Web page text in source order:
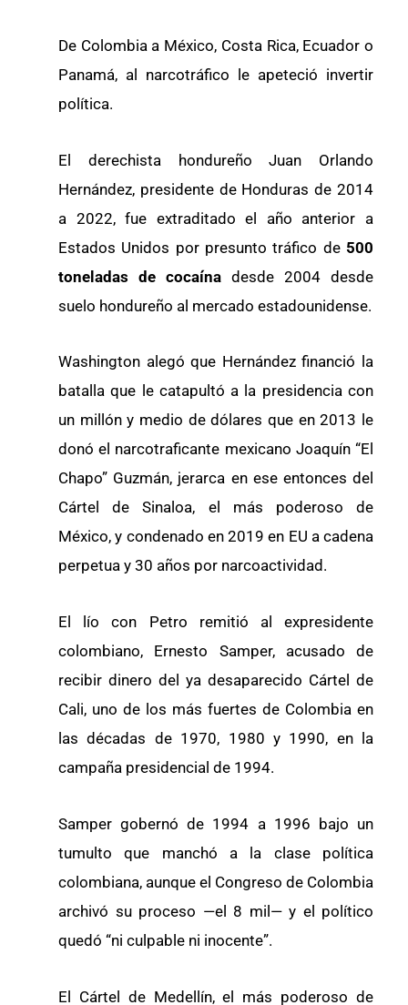
De Colombia a México, Costa Rica, Ecuador o
Panamá, al narcotráfico le apeteció invertir
política.
El derechista hondureño Juan Orlando
Hernández, presidente de Honduras de 2014
a 2022, fue extraditado el año anterior a
Estados Unidos por presunto tráfico de 500
toneladas de cocaína desde 2004 desde
suelo hondureño al mercado estadounidense.
Washington alegó que Hernández financió la
batalla que le catapultó a la presidencia con
un millón y medio de dólares que en 2013 le
donó el narcotraficante mexicano Joaquín “El
Chapo” Guzmán, jerarca en ese entonces del
Cártel de Sinaloa, el más poderoso de
México, y condenado en 2019 en EU a cadena
perpetua y 30 años por narcoactividad.
El lío con Petro remitió al expresidente
colombiano, Ernesto Samper, acusado de
recibir dinero del ya desaparecido Cártel de
Cali, uno de los más fuertes de Colombia en
las décadas de 1970, 1980 y 1990, en la
campaña presidencial de 1994.
Samper gobernó de 1994 a 1996 bajo un
tumulto que manchó a la clase política
colombiana, aunque el Congreso de Colombia
archivó su proceso —el 8 mil— y el político
quedó “ni culpable ni inocente”.
El Cártel de Medellín, el más poderoso de